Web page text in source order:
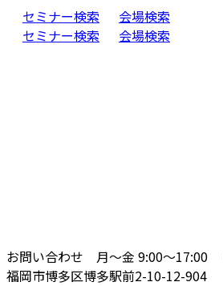
セミナー検索
会場検索
セミナー検索
会場検索
お問い合わせ 月〜金 9:00〜17:00
福岡市博多区博多駅前2-10-12-904